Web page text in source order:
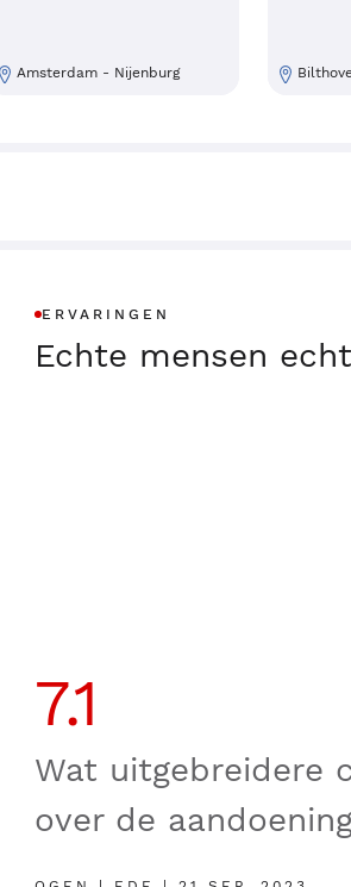
Amsterdam - Nijenburg
ERVARINGEN
Echte mensen
7.1
Wat uitgebreidere
over de